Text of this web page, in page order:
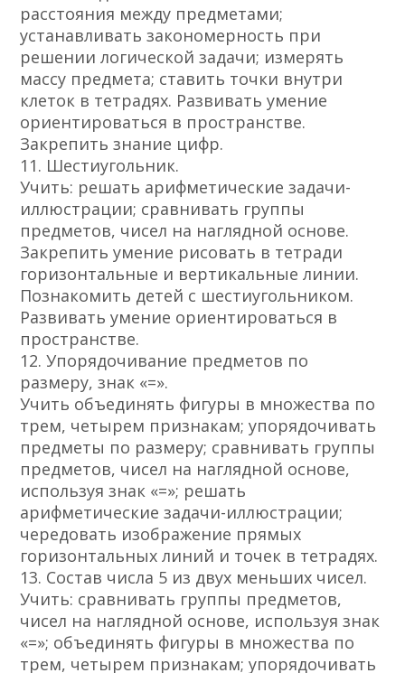
расстояния между предметами;
устанавливать закономерность при
решении логической задачи; измерять
массу предмета; ставить точки внутри
клеток в тетрадях. Развивать умение
ориентироваться в пространстве.
Закрепить знание цифр.
11. Шестиугольник.
Учить: решать арифметические задачи-
иллюстрации; сравнивать группы
предметов, чисел на наглядной основе.
Закрепить умение рисовать в тетради
горизонтальные и вертикальные линии.
Познакомить детей с шестиугольником.
Развивать умение ориентироваться в
пространстве.
12. Упорядочивание предметов по
размеру, знак «=».
Учить объединять фигуры в множества по
трем, четырем признакам; упорядочивать
предметы по размеру; сравнивать группы
предметов, чисел на наглядной основе,
используя знак «=»; решать
арифметические задачи-иллюстрации;
чередовать изображение прямых
горизонтальных линий и точек в тетрадях.
13. Состав числа 5 из двух меньших чисел.
Учить: сравнивать группы предметов,
чисел на наглядной основе, используя знак
«=»; объединять фигуры в множества по
трем, четырем признакам; упорядочивать